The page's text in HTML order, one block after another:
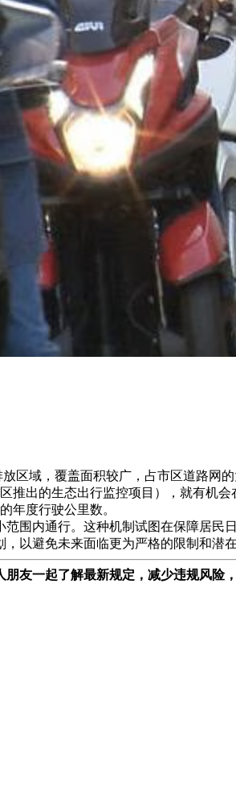
区域，覆盖面积较广，占市区道路网的
区推出的生态出行监控项目），就有机
年度行驶公里数。
围内通行。这种机制试图在保障居民
以避免未来面临更为严格的限制和潜在
友一起了解最新规定，减少违规风险